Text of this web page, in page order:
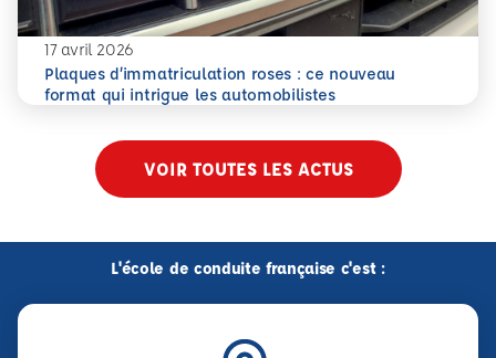
17 avril 2026
Plaques d’immatriculation roses : ce nouveau
format qui intrigue les automobilistes
En savoir plus
Plaques d’immatriculation roses : ce nouveau format
VOIR TOUTES LES ACTUS
L'école de conduite française c'est :